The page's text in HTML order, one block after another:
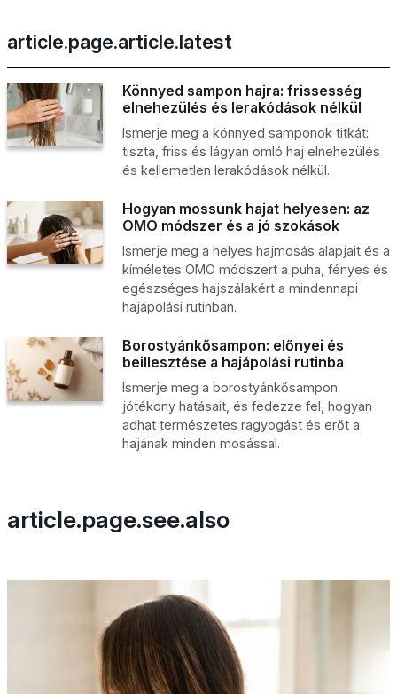
article.page.article.latest
Könnyed sampon hajra: frissesség
elnehezülés és lerakódások nélkül
Ismerje meg a könnyed samponok titkát:
tiszta, friss és lágyan omló haj elnehezülés
és kellemetlen lerakódások nélkül.
Hogyan mossunk hajat helyesen: az
OMO módszer és a jó szokások
Ismerje meg a helyes hajmosás alapjait és a
kíméletes OMO módszert a puha, fényes és
egészséges hajszálakért a mindennapi
hajápolási rutinban.
Borostyánkősampon: előnyei és
beillesztése a hajápolási rutinba
Ismerje meg a borostyánkősampon
jótékony hatásait, és fedezze fel, hogyan
adhat természetes ragyogást és erőt a
hajának minden mosással.
article.page.see.also